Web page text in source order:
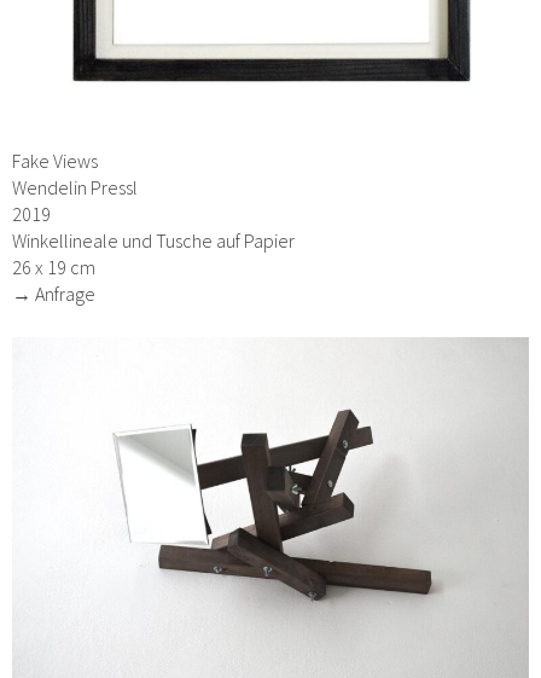
Fake Views
Wendelin Pressl
2019
Winkellineale und Tusche auf Papier
26 x 19 cm
→ Anfrage